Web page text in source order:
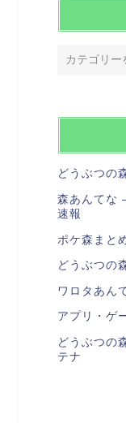
どうぶつの
森あんてな
速報
ポケ森まと
どうぶつの
ワロタあん
アプリ・ゲ
どうぶつの
テナ